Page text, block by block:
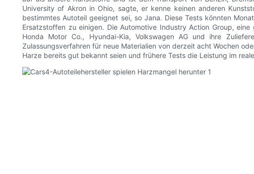
University of Akron in Ohio, sagte, er kenne keinen anderen
bestimmtes Autoteil geeignet sei, so Jana. Diese Tests könnten
Ersatzstoffen zu einigen. Die Automotive Industry Action Group,
Honda Motor Co., Hyundai-Kia, Volkswagen AG und ihre
Zulassungsverfahren für neue Materialien von derzeit acht Wochen
Harze bereits gut bekannt seien und frühere Tests die Leistung im